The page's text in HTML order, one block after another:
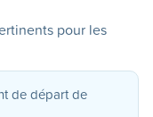
pour les